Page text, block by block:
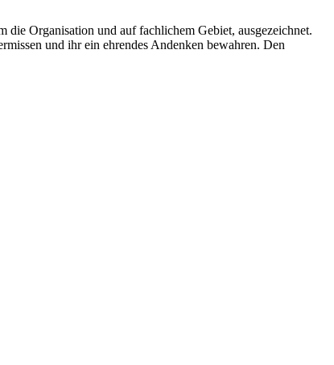
die Organisation und auf fachlichem Gebiet, ausgezeichnet.
und ihr ein ehrendes Andenken bewahren. Den